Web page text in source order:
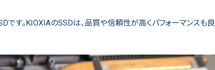
す。KIOXIAのSSDは、品質や信頼性が高くパフォーマンスも良